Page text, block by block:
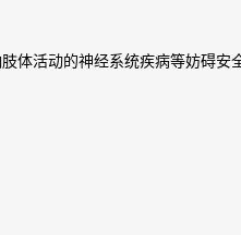
体活动的神经系统疾病等妨碍安